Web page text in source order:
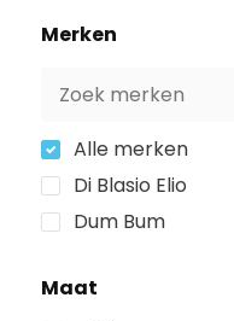
Merken
Alle merken
Di Blasio Elio
Dum Bum
Maat